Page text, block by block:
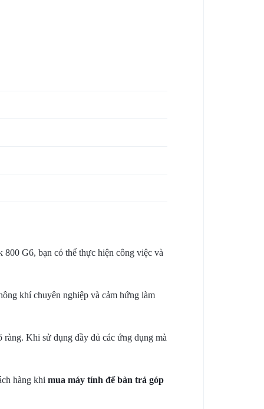
G6, bạn có thể thực hiện công việc và
khí chuyên nghiệp và cảm hứng làm
ràng. Khi sử dụng đầy đủ các ứng dụng mà
hàng khi mua máy tính để bàn trả góp